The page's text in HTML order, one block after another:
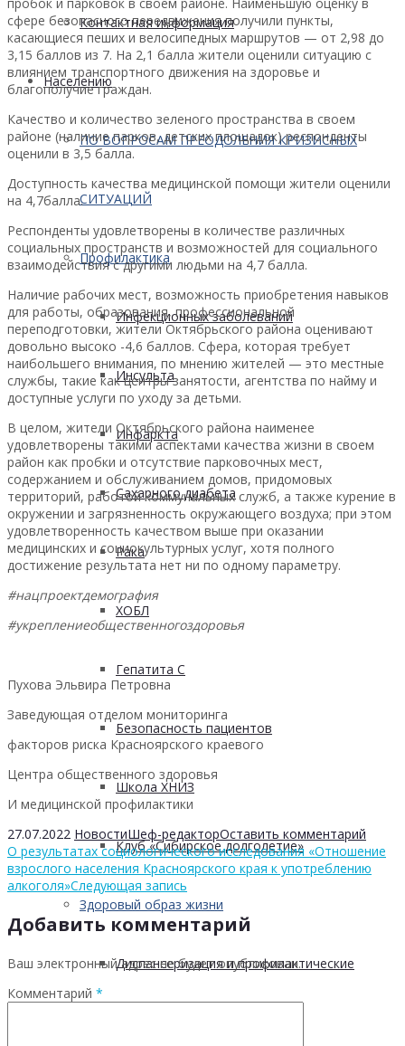
Контактная информация
Населению
ПО ВОПРОСАМ ПРЕОДОЛЕНИЯ КРИЗИСНЫХ
СИТУАЦИЙ
Профилактика
Инфекционных заболеваний
Инсульта
Инфаркта
Сахарного диабета
Рака
ХОБЛ
Гепатита С
Безопасность пациентов
Школа ХНИЗ
Клуб «Сибирское долголетие»
Здоровый образ жизни
Диспансеризация и профилактические
сфере безопасного передвижения получили пункты,
касающиеся пеших и велосипедных маршрутов — от 2,98 до
3,15 баллов из 7. На 2,1 балла жители оценили ситуацию с
влиянием транспортного движения на здоровье и
благополучие граждан.
Качество и количество зеленого пространства в своем
районе (наличие парков, детских площадок) респонденты
оценили в 3,5 балла.
Доступность качества медицинской помощи жители оценили
на 4,7балла.
Респонденты удовлетворены в количестве различных
социальных пространств и возможностей для социального
взаимодействия с другими людьми на 4,7 балла.
Наличие рабочих мест, возможность приобретения навыков
для работы, образования, профессиональной
переподготовки, жители Октябрьского района оценивают
довольно высоко -4,6 баллов. Сфера, которая требует
наибольшего внимания, по мнению жителей — это местные
службы, такие как центры занятости, агентства по найму и
доступные услуги по уходу за детьми.
В целом, жители Октябрьского района наименее
удовлетворены такими аспектами качества жизни в своем
район как пробки и отсутствие парковочных мест,
содержанием и обслуживанием домов, придомовых
территорий, работой коммунальных служб, а также курение в
окружении и загрязненность окружающего воздуха; при этом
удовлетворенность качеством выше при оказании
медицинских и социокультурных услуг, хотя полного
достижение результата нет ни по одному параметру.
#нацпроектдемография
#укреплениеобщественногоздоровья
Пухова Эльвира Петровна
Заведующая отделом мониторинга
факторов риска Красноярского краевого
Центра общественного здоровья
И медицинской профилактики
27.07.2022 НовостиШеф-редакторОставить комментарий
О результатах социологического исследования «Отношение
взрослого населения Красноярского края к употреблению
алкоголя»Следующая запись
Добавить комментарий
Ваш электронный адрес не будет опубликован.
Комментарий *